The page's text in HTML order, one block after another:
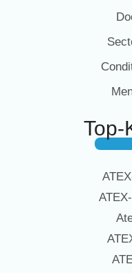
Top-